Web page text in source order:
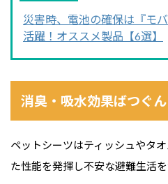
災害時、電池の確保は『モ
活躍！オススメ製品【6選】
消臭・吸水効果ばつぐん
ペットシーツはティッシュやタ
た性能を発揮し不安な避難生活